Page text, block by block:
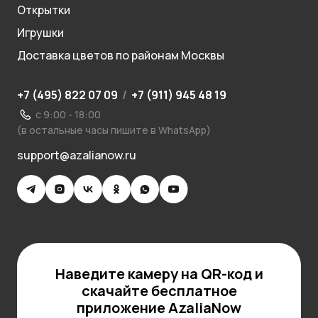
Открытки
Игрушки
Доставка цветов по районам Москвы
+7 (495) 822 07 09 / +7 (911) 945 48 19
с 9:00 - 18:00
(в остальные часы пишите в WhatsApp)
support@azalianow.ru
Наведите камеру на QR-код и
скачайте бесплатное
приложение AzaliaNow